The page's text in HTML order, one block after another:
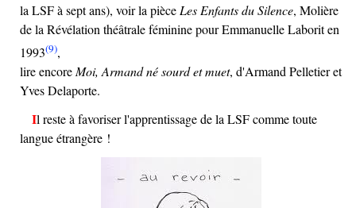
la LSF à sept ans), voir la pièce Les Enfants du Silence, Molière
de la Révélation théâtrale féminine pour Emmanuelle Laborit en
1993(9),
lire encore Moi, Armand né sourd et muet, d'Armand Pelletier et
Yves Delaporte.
Il reste à favoriser l'apprentissage de la LSF comme toute
langue étrangère !